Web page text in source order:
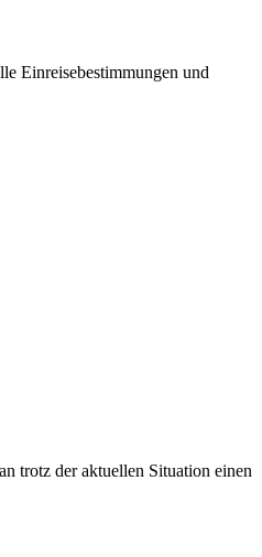
Einreisebestimmungen und
trotz der aktuellen Situation einen